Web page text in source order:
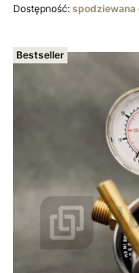
Dostępność: spodziewana
Bestseller